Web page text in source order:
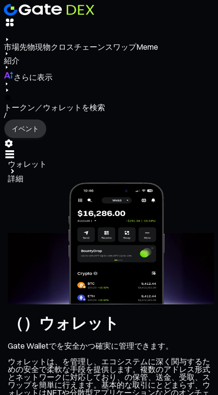
市場先物現物クロスチェーンスワップMeme
紹介
さらに表示
トークン／ウォレットを検索
/
イベント
ウォレット
詳細
（）ウォレット
Gate Walletでを安全かつ確実に管理できます。
ウォレットは、を管理し、エコシステムに深く関与するた
めの安全で柔軟な手段を提供します。複数のアドレス形式
とネットワークに対応しており、の保管、送金、受取、ス
ワップを簡単に行えます。基本的な取引にとどまらず、ウ
ォレットはNFTや分散型アプリケーションなどのオンチェ